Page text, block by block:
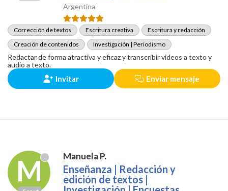
Argentina
Corrección de textos Escritura creativa
Escritura y redacción
Creación de contenidos
Investigación | Periodismo
Redactar de forma atractiva y eficaz y transcribir videos a texto y
audio a texto.
Invitar Enviar mensaje
M Manuela P.
Enseñanza | Redacción y
edición de textos |